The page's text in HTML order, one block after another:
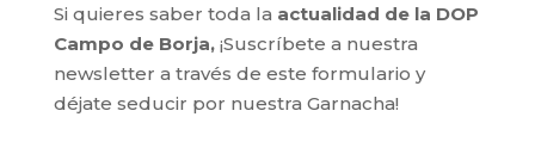
Si quieres saber toda la actualidad de la DOP
Campo de Borja,¡Suscríbete a nuestra
newsletter a través de este formulario y
déjate seducir por nuestra Garnacha!